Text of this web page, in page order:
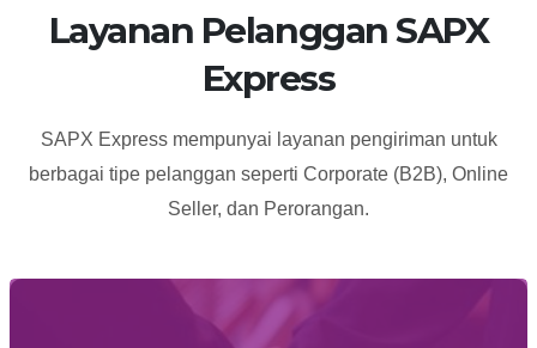
Layanan Pelanggan SAPX
Express
SAPX Express mempunyai layanan pengiriman untuk
berbagai tipe pelanggan seperti Corporate (B2B), Online
Seller, dan Perorangan.